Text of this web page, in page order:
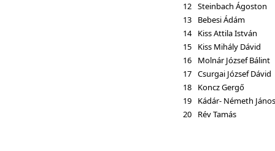
12 Steinbach Ágoston
13
Bebesi Ádám
14 Kiss Attila István
15
Kiss Mihály Dávid
16
Molnár József Bálint
17 Csurgai József Dávid
18
Koncz Gergő
19
Kádár- Németh János
20
Rév Tamás